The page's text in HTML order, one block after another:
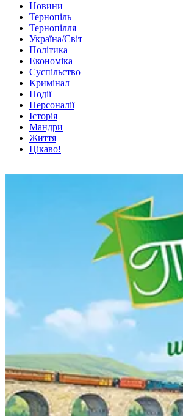
Новини
Тернопіль
Тернопілля
Україна/Світ
Політика
Економіка
Суспільство
Кримінал
Події
Персоналії
Історія
Мандри
Життя
Цікаво!